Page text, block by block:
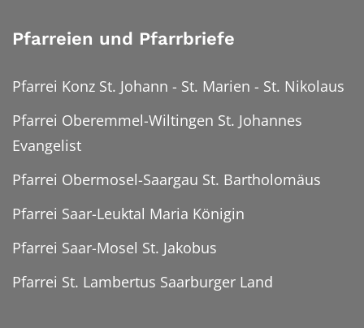
Pfarreien und Pfarrbriefe
Pfarrei Konz St. Johann - St. Marien - St. Nikolaus
Pfarrei Oberemmel-Wiltingen St. Johannes
Evangelist
Pfarrei Obermosel-Saargau St. Bartholomäus
Pfarrei Saar-Leuktal Maria Königin
Pfarrei Saar-Mosel St. Jakobus
Pfarrei St. Lambertus Saarburger Land